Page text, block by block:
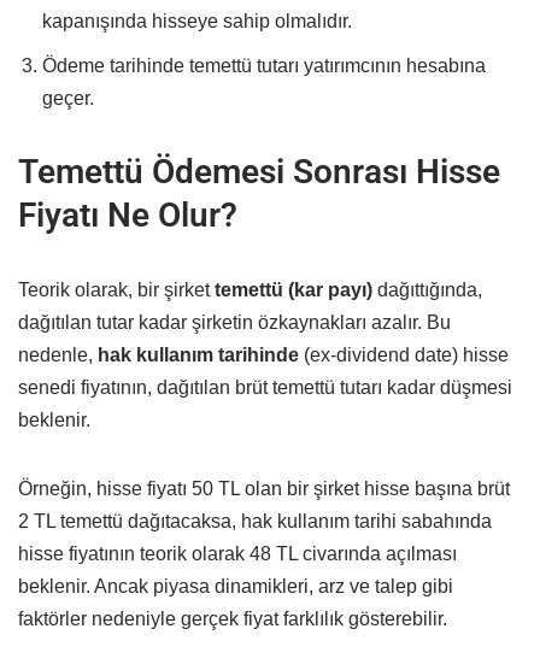
kapanışında hisseye sahip olmalıdır.
Ödeme tarihinde temettü tutarı yatırımcının hesabına
geçer.
Temettü Ödemesi Sonrası Hisse
Fiyatı Ne Olur?
Teorik olarak, bir şirkettemettü (kar payı) dağıttığında,
dağıtılan tutar kadar şirketin özkaynakları azalır. Bu
nedenle, hak kullanım tarihinde (ex-dividend date) hisse
senedi fiyatının, dağıtılan brüt temettü tutarı kadar düşmesi
beklenir.
Örneğin, hisse fiyatı 50 TL olan bir şirket hisse başına brüt
2 TL temettü dağıtacaksa, hak kullanım tarihi sabahında
hisse fiyatının teorik olarak 48 TL civarında açılması
beklenir. Ancak piyasa dinamikleri, arz ve talep gibi
faktörler nedeniyle gerçek fiyat farklılık gösterebilir.